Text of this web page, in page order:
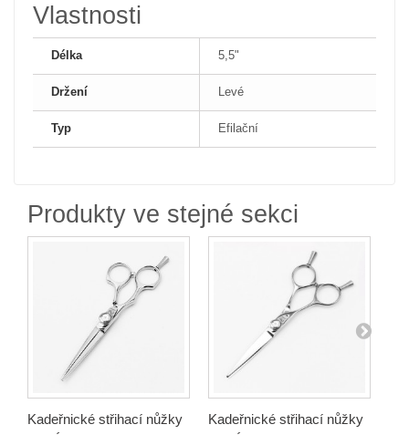
Vlastnosti
Délka 5,5"
Držení Levé
Typ Efilační
Produkty ve stejné sekci
Kadeřnické střihací nůžky
Kadeřnické střihací nůžky